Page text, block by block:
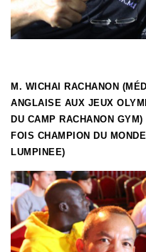
M. WICHAI RACHANON
ANGLAISE AUX JEUX
DU CAMP RACHANON
FOIS CHAMPION DU
LUMPINEE)